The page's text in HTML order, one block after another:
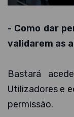
- Como dar
validarem as
Bastará
Utilizadores e
permissão.